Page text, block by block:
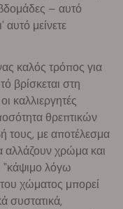
– αυτό
αυτό μείνετε
καλός τρόπος για
βρίσκεται στη
καλλιεργητές
θρεπτικών
τους, με αποτέλεσμα
αλλάζουν χρώμα και
"κάψιμο λόγω
χώματος μπορεί
συστατικά,